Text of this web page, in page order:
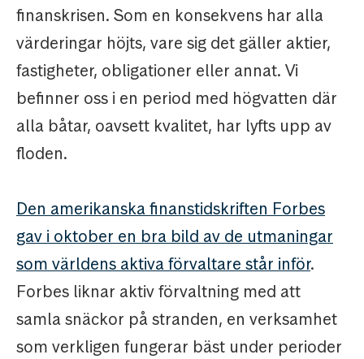
finanskrisen. Som en konsekvens har alla
värderingar höjts, vare sig det gäller aktier,
fastigheter, obligationer eller annat. Vi
befinner oss i en period med högvatten där
alla båtar, oavsett kvalitet, har lyfts upp av
floden.
Den amerikanska finanstidskriften Forbes
gav i oktober en bra bild av de utmaningar
som världens aktiva förvaltare står inför.
Forbes liknar aktiv förvaltning med att
samla snäckor på stranden, en verksamhet
som verkligen fungerar bäst under perioder